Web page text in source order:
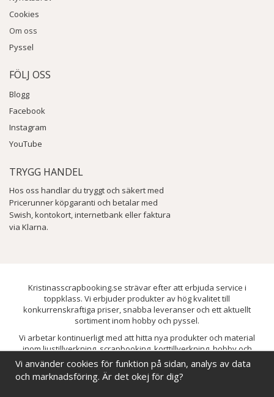
Cookies
Om oss
Pyssel
FÖLJ OSS
Blogg
Facebook
Instagram
YouTube
TRYGG HANDEL
Hos oss handlar du tryggt och säkert med
Pricerunner köpgaranti och betalar med
Swish, kontokort, internetbank eller faktura
via Klarna.
Kristinasscrapbooking.se strävar efter att erbjuda service i
toppklass. Vi erbjuder produkter av hög kvalitet till
konkurrenskraftiga priser, snabba leveranser och ett aktuellt
sortiment inom hobby och pyssel.
Vi arbetar kontinuerligt med att hitta nya produkter och material
inom ljustillverkning, scrapbooking, korttillverkning, hobby och
pyssel. Målet är att bredda sortimentet och löpande förbättra och
utveckla vårt utbud, så att du alltid kan hitta det du behöver hos oss.
Vi använder cookies för funktion på sidan, analys av data
och marknadsföring. Är det okej för dig?